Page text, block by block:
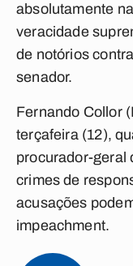
absolutamente
veracidade
de notórios
senador.
Fernando Collor
terçafeira (12),
procurador-geral
crimes de
acusações
impeachment.